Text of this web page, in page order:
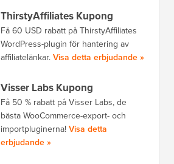
ThirstyAffiliates Kupong
Få 60 USD rabatt på ThirstyAffiliates
WordPress-plugin för hantering av
affiliatelänkar.Visa detta erbjudande »
Visser Labs Kupong
Få 50 % rabatt på Visser Labs, de
bästa WooCommerce-export- och
importpluginerna!Visa detta
erbjudande »